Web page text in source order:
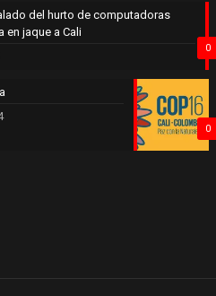
0
del hurto de computadoras
en jaque a Cali
0